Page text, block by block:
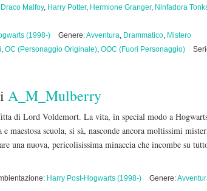
Draco Malfoy, Harry Potter, Hermione Granger, Ninfadora
(1998-) Genere:Avventura, Drammatico, Mistero
, OC (Personaggio Originale), OOC (Fuori Personaggio)
A_M_Mulberry
di Lord Voldemort. La vita, in special modo a
maestosa scuola, si sà, nasconde ancora moltissimi
una nuova, pericolisissima minaccia che incombe su
Harry Post-Hogwarts (1998-) Genere: